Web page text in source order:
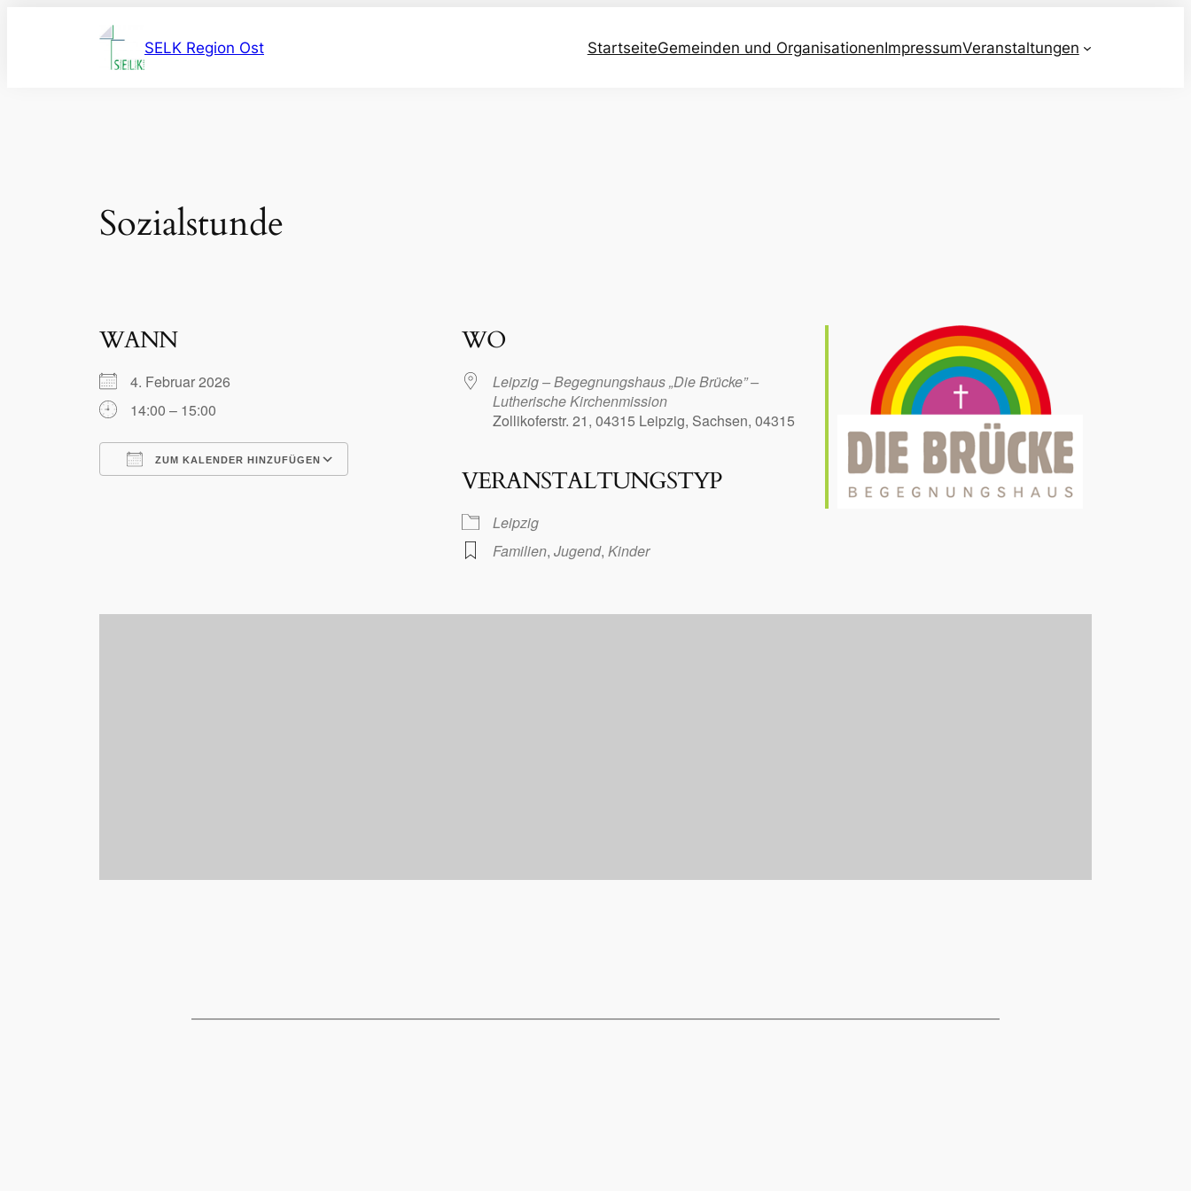
SELK Region Ost StartseiteGemeinden und OrganisationenImpressumVeranstaltungen
Sozialstunde
WANN
4. Februar 2026
14:00 – 15:00
ZUM KALENDER HINZUFÜGEN
Google Kalender iCalendar Office 365 Outlook Live
WO
Leipzig – Begegnungshaus „Die Brücke” –
Lutherische Kirchenmission
Zollikoferstr. 21, 04315 Leipzig, Sachsen, 04315
VERANSTALTUNGSTYP
Leipzig
Familien,Jugend,Kinder